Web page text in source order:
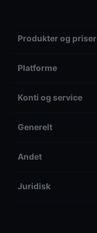
Produkter og priser
Platforme
Konti og service
Generelt
Andet
Juridisk